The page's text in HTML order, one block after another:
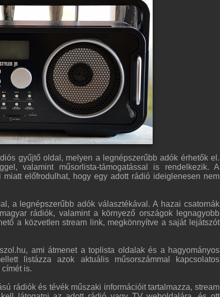
gyűjtő oldal, melyen a legnépszerűbb adók érhetők el.
valamint műsorlista-támogatással is rendelkezik. A
előfrodulhat, hogy egy adott rádió ideiglenesen nem
a legnépszerűbb adók választékával. A hazai csatornák
rádiók, valamint a környező országok legnagyobb
a közvetlen stream link, megkönnyítve a saját lejátszót
ami átmenet a toplista oldalak és a hagyományos
listázza azok aktuális műsorszámmal kapcsolatos
is.
rádiók és tévék műszaki információit tartalmazza, stream